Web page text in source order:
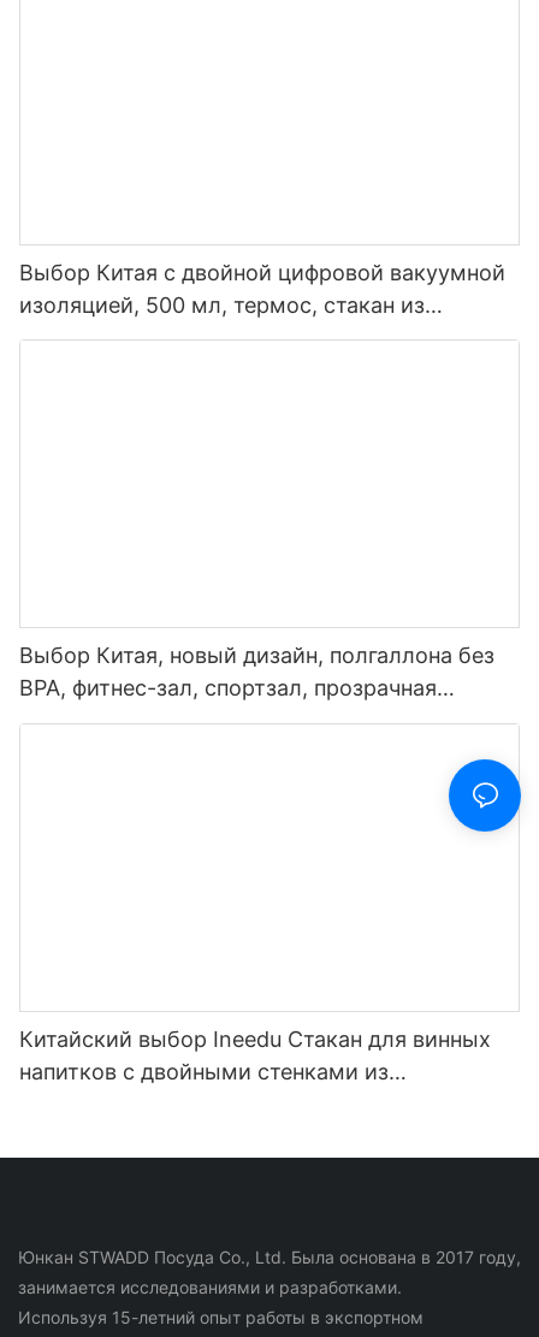
Выбор Китая с двойной цифровой вакуумной
изоляцией, 500 мл, термос, стакан из
нержавеющей стали, умная бутылка для
Выбор Китая, новый дизайн, полгаллона без
BPA, фитнес-зал, спортзал, прозрачная
пластиковая мотивационная бутылка для
Китайский выбор Ineedu Стакан для винных
напитков с двойными стенками из
Юнкан STWADD Посуда Co., Ltd. Была основана в 2017 году,
занимается исследованиями и разработками.
Используя 15-летний опыт работы в экспортном